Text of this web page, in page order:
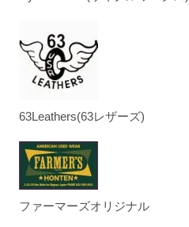
63Leathers(63レザーズ)
ファーマーズオリジナル